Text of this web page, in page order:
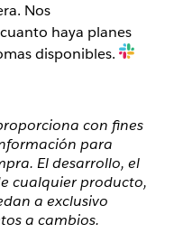
Nos
haya planes
disponibles.
con fines
para
El desarrollo, el
cualquier producto,
a exclusivo
a cambios.